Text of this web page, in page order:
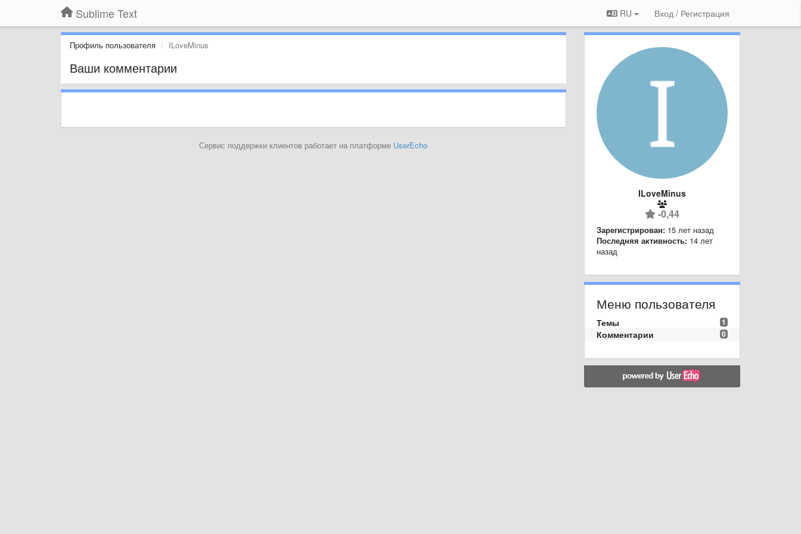
Sublime Text RU Вход / Регистрация
Профиль пользователя ILoveMinus
Ваши комментарии
Сервис поддержки клиентов работает на платформе UserEcho
ILoveMinus
-0,44
Зарегистрирован: 15 лет назад
Последняя активность: 14 лет
назад
Меню пользователя
1
Темы
0
Комментарии